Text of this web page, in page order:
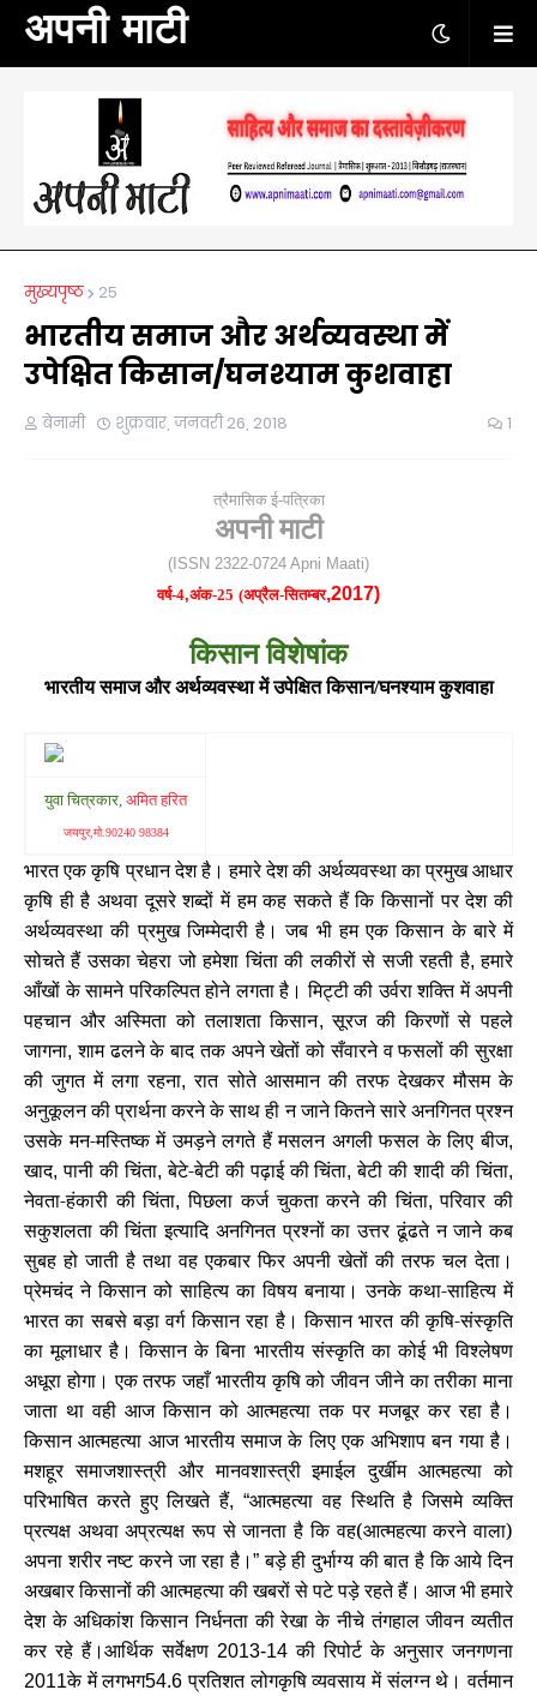
अपनी माटी
मुख्यपृष्ठ 25
भारतीय समाज और अर्थव्यवस्था में
उपेक्षित किसान/घनश्याम कुशवाहा
बेनामी शुक्रवार, जनवरी 26, 2018 1
त्रैमासिक ई-पत्रिका
अपनी माटी
(ISSN 2322-0724 Apni Maati)
वर्ष-4,अंक-25 (अप्रैल-सितम्बर,2017)
किसान विशेषांक
भारतीय समाज और अर्थव्यवस्था में उपेक्षित किसान/घनश्याम कुशवाहा
युवा चित्रकार, अमित हरित
जयपुर,मो.90240 98384
भारत एक कृषि प्रधान देश है। हमारे देश की अर्थव्यवस्था का प्रमुख आधार
कृषि ही है अथवा दूसरे शब्दों में हम कह सकते हैं कि किसानों पर देश की
अर्थव्यवस्था की प्रमुख जिम्मेदारी है। जब भी हम एक किसान के बारे में
सोचते हैं उसका चेहरा जो हमेशा चिंता की लकीरों से सजी रहती है,हमारे
आँखों के सामने परिकल्पित होने लगता है। मिट्टी की उर्वरा शक्ति में अपनी
पहचान और अस्मिता को तलाशता किसान,सूरज की किरणों से पहले
जागना,शाम ढलने के बाद तक अपने खेतों को सँवारने व फसलों की सुरक्षा
की जुगत में लगा रहना,रात सोते आसमान की तरफ देखकर मौसम के
अनुकूलन की प्रार्थना करने के साथ ही न जाने कितने सारे अनगिनत प्रश्न
उसके मन-मस्तिष्क में उमड़ने लगते हैं मसलन अगली फसल के लिए बीज,
खाद,पानी की चिंता,बेटे-बेटी की पढ़ाई की चिंता,बेटी की शादी की चिंता,
नेवता-हंकारी की चिंता,पिछला कर्ज चुकता करने की चिंता,परिवार की
सकुशलता की चिंता इत्यादि अनगिनत प्रश्नों का उत्तर ढूंढते न जाने कब
सुबह हो जाती है तथा वह एकबार फिर अपनी खेतों की तरफ चल देता।
प्रेमचंद ने किसान को साहित्य का विषय बनाया। उनके कथा-साहित्य में
भारत का सबसे बड़ा वर्ग किसान रहा है। किसान भारत की कृषि-संस्कृति
का मूलाधार है। किसान के बिना भारतीय संस्कृति का कोई भी विश्लेषण
अधूरा होगा। एक तरफ जहाँ भारतीय कृषि को जीवन जीने का तरीका माना
जाता था वही आज किसान को आत्महत्या तक पर मजबूर कर रहा है।
किसान आत्महत्या आज भारतीय समाज के लिए एक अभिशाप बन गया है।
मशहूर समाजशास्त्री और मानवशास्त्री इमाईल दुर्खीम आत्महत्या को
परिभाषित करते हुए लिखते हैं, “आत्महत्या वह स्थिति है जिसमे व्यक्ति
प्रत्यक्ष अथवा अप्रत्यक्ष रूप से जानता है कि वह(आत्महत्या करने वाला)
अपना शरीर नष्ट करने जा रहा है। ”बड़े ही दुर्भाग्य की बात है कि आये दिन
अखबार किसानों की आत्महत्या की खबरों से पटे पड़े रहते हैं। आज भी हमारे
देश के अधिकांश किसान निर्धनता की रेखा के नीचे तंगहाल जीवन व्यतीत
कर रहे हैं।आर्थिक सर्वेक्षण 2013-14 की रिपोर्ट के अनुसार जनगणना
2011के में लगभग54.6 प्रतिशत लोगकृषि व्यवसाय में संलग्न थे। वर्तमान